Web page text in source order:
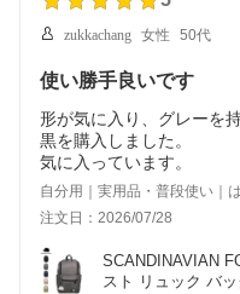
zukkachang 女性 50代
使い勝手良いです
形が気に入り、グレーを
黒を購入しました。
気に入っています。
自分用｜実用品・普段使い｜
注文日：2026/07/28
SCANDINAVIAN
スト リュック バ